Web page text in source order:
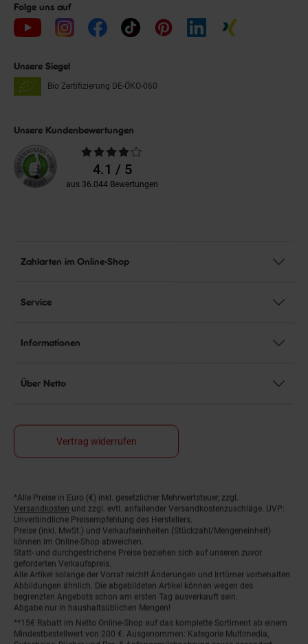
Folge uns auf
Unsere Siegel
Bio Zertifizierung DE-ÖKO-060
Unsere Kundenbewertungen
Durchschnittliche
Bewertungen4.1 / 5
aus 36.044 Bewertungen
Zahlarten im Online-Shop
Service
Informationen
Über Netto
Vertrag widerrufen
Fußnoten
*Alle Preise in Euro (€) inkl. gesetzlicher Mehrwertsteuer, zzgl.
Versandkosten und zzgl. evtl. anfallender Versandkostenzuschläge. UVP:
Unverbindliche Preisempfehlung des Herstellers.
Preise (inkl. MwSt.) und Verkaufseinheiten (Stückzahl/Mengeneinheit)
können im Online-Shop abweichen.
Statt- und durchgestrichene Preise beziehen sich auf unseren zuvor
geforderten Verkaufspreis.
Alle Artikel solange der Vorrat reicht! Änderungen und Irrtümer vorbehalten.
Abbildungen ähnlich. Die abgebildeten Artikel können wegen des
begrenzten Angebots schon am ersten Tag ausverkauft sein.
Abgabe nur in haushaltsüblichen Mengen!
**15€ Rabatt im Netto Online-Shop auf das komplette Sortiment ab einem
Mindestbestellwert von 200 €. Ausgenommen: Kategorie Multimedia,